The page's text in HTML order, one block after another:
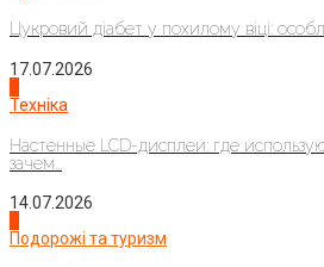
Цукровий діабет у похилому віці:
17.07.2026
Техніка
Настенные LCD-дисплеи: где
зачем...
14.07.2026
Подорожі та туризм